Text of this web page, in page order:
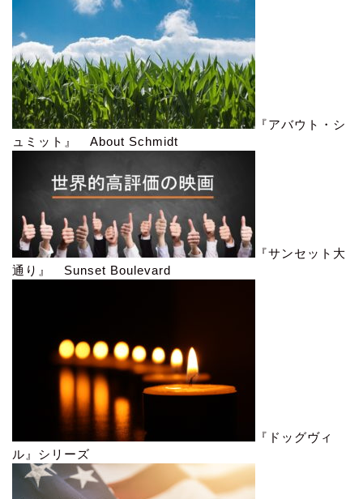
『アバウト・シ
ュミット』 About Schmidt
『サンセット大
通り』 Sunset Boulevard
『ドッグヴィ
ル』シリーズ